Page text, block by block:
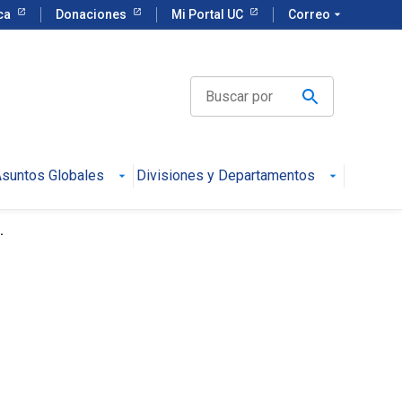
Donaciones Mi Portal UC Correo arrow_drop_down
Globales Divisiones y Departamentos